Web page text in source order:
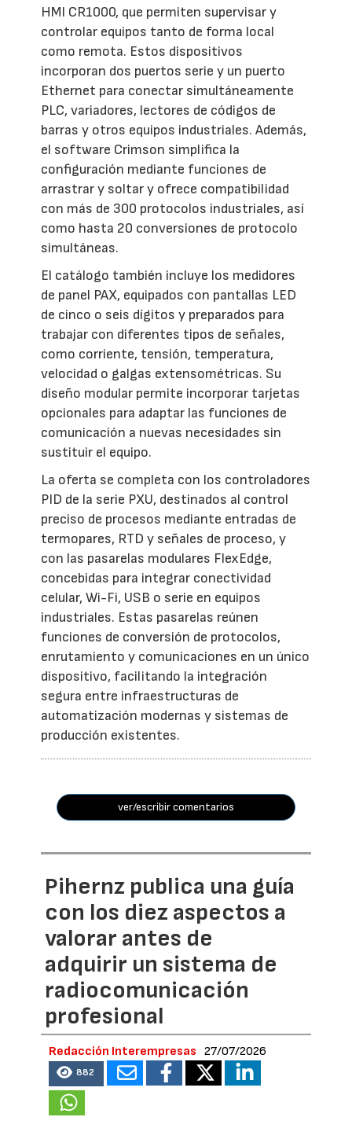
HMI CR1000, que permiten supervisar y
controlar equipos tanto de forma local
como remota. Estos dispositivos
incorporan dos puertos serie y un puerto
Ethernet para conectar simultáneamente
PLC, variadores, lectores de códigos de
barras y otros equipos industriales. Además,
el software Crimson simplifica la
configuración mediante funciones de
arrastrar y soltar y ofrece compatibilidad
con más de 300 protocolos industriales, así
como hasta 20 conversiones de protocolo
simultáneas.
El catálogo también incluye los medidores
de panel PAX, equipados con pantallas LED
de cinco o seis dígitos y preparados para
trabajar con diferentes tipos de señales,
como corriente, tensión, temperatura,
velocidad o galgas extensométricas. Su
diseño modular permite incorporar tarjetas
opcionales para adaptar las funciones de
comunicación a nuevas necesidades sin
sustituir el equipo.
La oferta se completa con los controladores
PID de la serie PXU, destinados al control
preciso de procesos mediante entradas de
termopares, RTD y señales de proceso, y
con las pasarelas modulares FlexEdge,
concebidas para integrar conectividad
celular, Wi-Fi, USB o serie en equipos
industriales. Estas pasarelas reúnen
funciones de conversión de protocolos,
enrutamiento y comunicaciones en un único
dispositivo, facilitando la integración
segura entre infraestructuras de
automatización modernas y sistemas de
producción existentes.
ver/escribir comentarios
Pihernz publica una guía
con los diez aspectos a
valorar antes de
adquirir un sistema de
radiocomunicación
profesional
Redacción Interempresas 27/07/2026
882